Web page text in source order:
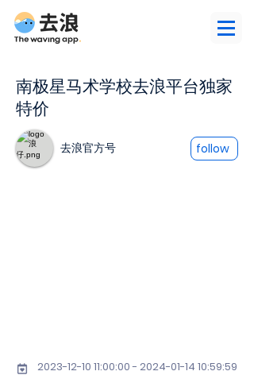
南极星马术学校去浪平台独家
特价
去浪官方号 follow
2023-12-10 11:00:00 - 2024-01-14 10:59:59